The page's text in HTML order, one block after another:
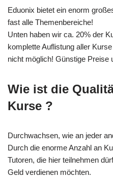
Eduonix bietet ein enorm
fast alle Themenbereiche!
Unten haben wir ca. 20% der
komplette Auflistung aller
nicht möglich! Günstige Preise
Wie ist die
Kurse ?
Durchwachsen, wie an jeder
Durch die enorme Anzahl an
Tutoren, die hier teilnehmen
Geld verdienen möchten.